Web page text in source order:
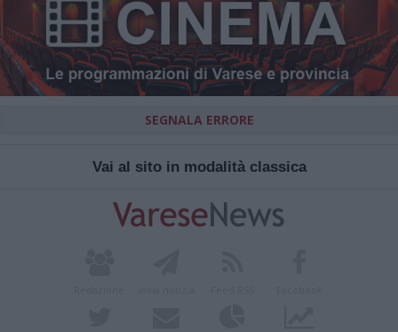
SEGNALA ERRORE
Vai al sito in modalità classica